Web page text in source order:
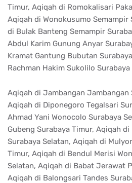
Timur, Aqiqah di Romokalisari
Aqiqah di Wonokusumo Semampir
di Bulak Banteng Semampir
Abdul Karim Gunung Anyar
Kramat Gantung Bubutan
Rachman Hakim Sukolilo Surabaya
Aqiqah di Jambangan Jambangan
Aqiqah di Diponegoro Tegalsari
Ahmad Yani Wonocolo Surabaya
Gubeng Surabaya Timur, Aqiqah di
Surabaya Selatan, Aqiqah di
Timur, Aqiqah di Bendul Merisi
Selatan, Aqiqah di Babat Jerawat
Aqiqah di Balongsari Tandes